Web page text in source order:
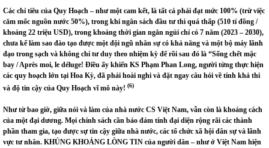
Các chỉ tiêu của Quy Hoạch – như một cam kết, là tất cả phải đạt mức 100% (trừ việc
cắm mốc nguồn nước 50%), trong khi ngân sách đầu tư thì quá thấp (510 tỉ đồng /
khoảng 22 triệu USD), trong khoảng thời gian ngắn ngủi chỉ có 7 năm (2023 – 2030),
chưa kể làm sao đào tạo được một đội ngũ nhân sự có khả năng và một bộ máy lãnh
đạo trong sạch và không chỉ tư duy theo nhiệm kỳ để rồi sau đó là “Sống chết mặc
bay / Après moi, le déluge! Điều ấy khiến KS Phạm Phan Long, người từng thực hiện
các quy hoạch lớn tại Hoa Kỳ, đã phải hoài nghi và đặt ngay câu hỏi về tính khả thi
và độ tin cậy của Quy Hoạch vĩ mô này! (6)
Nhưtừ bao giờ, giữa nói và làm của nhà nước CS Việt Nam, vẫn còn là khoảng cách
của một đại dương. Mọi chính sách cần bảo đảm tính đại diện rộng rãi các thành
phần tham gia, tạo được sự tin cậy giữa nhà nước, các tổ chức xã hội dân sự và lãnh
vực tư nhân. KHỦNG KHOẢNG LÒNG TIN của người dân – như ở Việt Nam hiện